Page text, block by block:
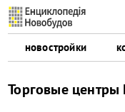
новостройки
Торговые центры